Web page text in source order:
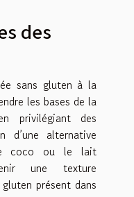
des
sans gluten à la
les bases de la
privilégiant des
d’une alternative
coco ou le lait
une texture
présent dans